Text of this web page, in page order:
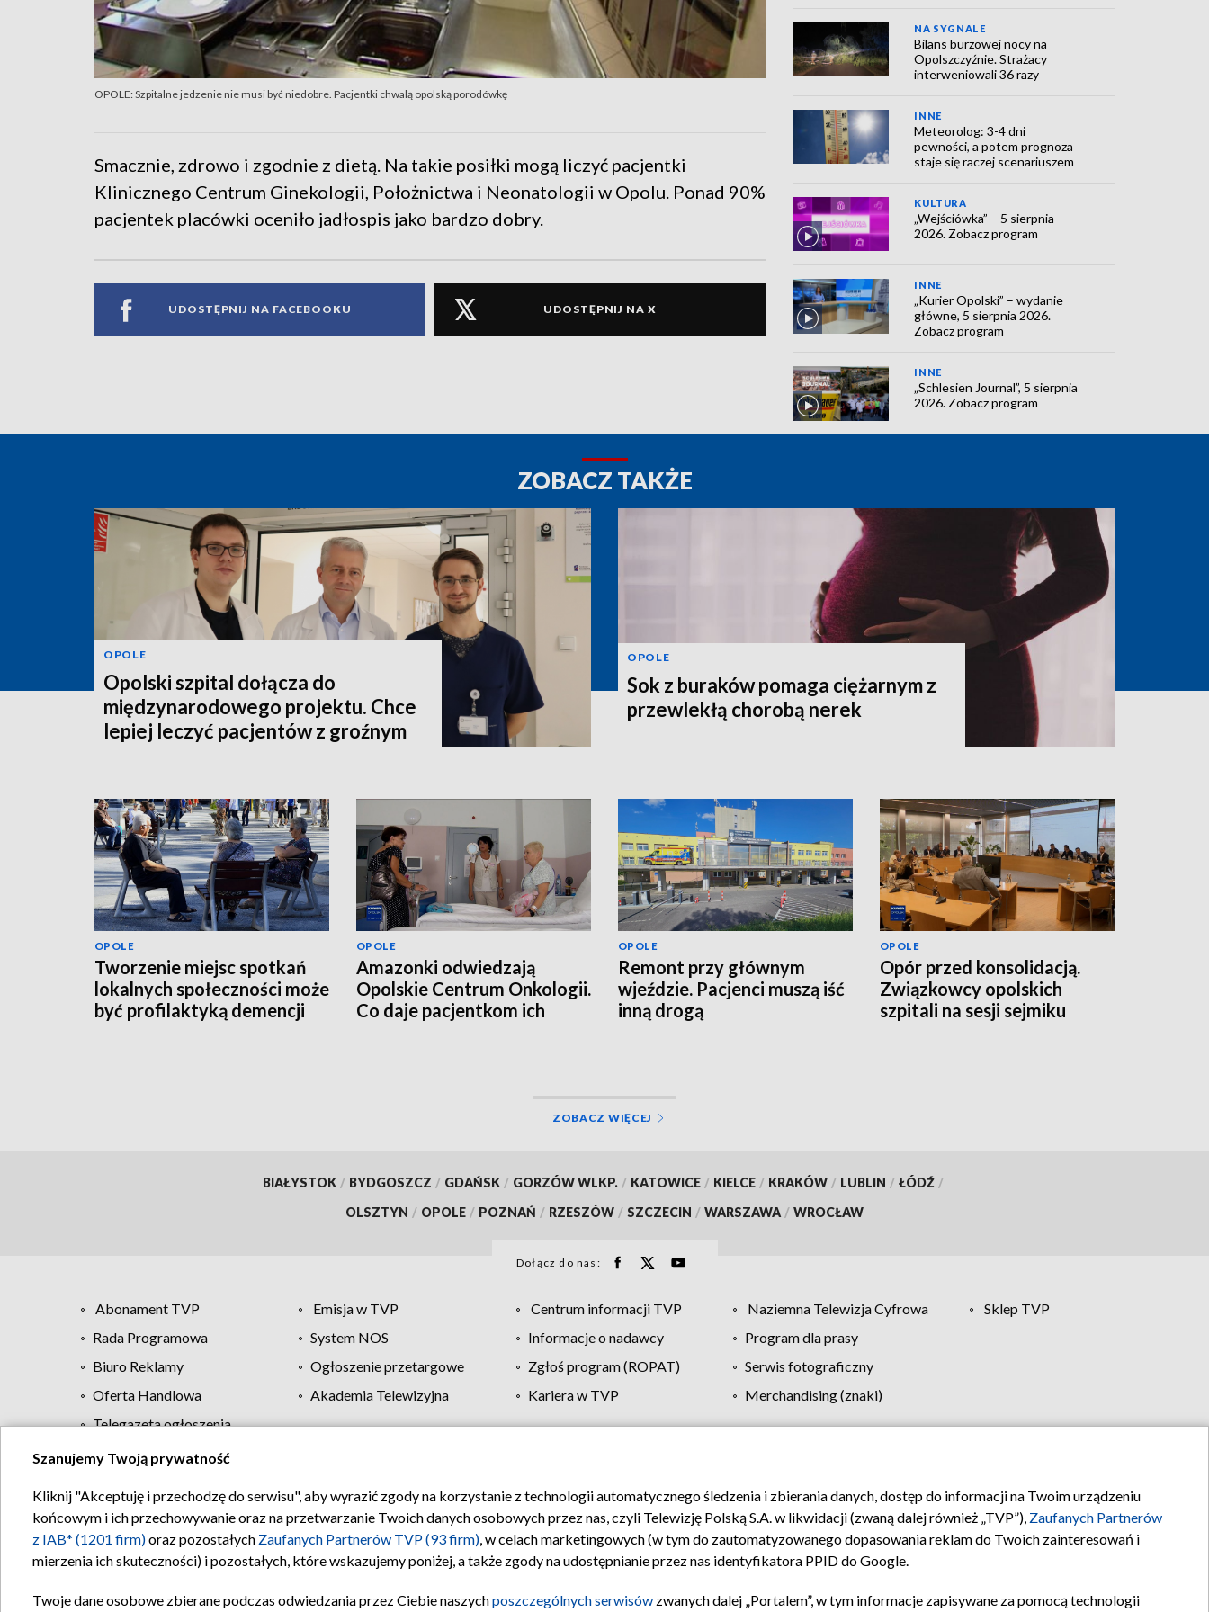
OPOLE: Szpitalne jedzenie nie musi być niedobre. Pacjentki chwalą opolską porodówkę
Smacznie, zdrowo i zgodnie z dietą. Na takie posiłki mogą liczyć pacjentki
Klinicznego Centrum Ginekologii, Położnictwa i Neonatologii w Opolu. Ponad 90%
pacjentek placówki oceniło jadłospis jako bardzo dobry.
UDOSTĘPNIJ NA FACEBOOKU UDOSTĘPNIJ NA X
NA SYGNALE
Bilans burzowej nocy na
Opolszczyźnie. Strażacy
interweniowali 36 razy
INNE
Meteorolog: 3-4 dni
pewności, a potem prognoza
staje się raczej scenariuszem
KULTURA
„Wejściówka” – 5 sierpnia
2026. Zobacz program
INNE
„Kurier Opolski” – wydanie
główne, 5 sierpnia 2026.
Zobacz program
INNE
„Schlesien Journal”, 5 sierpnia
2026. Zobacz program
ZOBACZ TAKŻE
OPOLE
Opolski szpital dołącza do
międzynarodowego projektu. Chce
lepiej leczyć pacjentów z groźnym
OPOLE
Sok z buraków pomaga ciężarnym z
przewlekłą chorobą nerek
OPOLE
Tworzenie miejsc spotkań
lokalnych społeczności może
być profilaktyką demencji
OPOLE
Amazonki odwiedzają
Opolskie Centrum Onkologii.
Co daje pacjentkom ich
OPOLE
Remont przy głównym
wjeździe. Pacjenci muszą iść
inną drogą
OPOLE
Opór przed konsolidacją.
Związkowcy opolskich
szpitali na sesji sejmiku
ZOBACZ WIĘCEJ
BIAŁYSTOK / BYDGOSZCZ / GDAŃSK / GORZÓW WLKP. / KATOWICE / KIELCE / KRAKÓW / LUBLIN / ŁÓDŹ /
OLSZTYN / OPOLE / POZNAŃ / RZESZÓW / SZCZECIN / WARSZAWA / WROCŁAW
Dołącz do nas:
Abonament TVP Emisja w TVP Centrum informacji TVP Naziemna Telewizja Cyfrowa
Sklep TVP
Rada Programowa
System NOS Informacje o nadawcy
Program dla prasy
Biuro Reklamy
Ogłoszenie przetargowe Zgłoś program (ROPAT)
Serwis fotograficzny
Oferta Handlowa
Akademia Telewizyjna Kariera w TVP
Merchandising (znaki)
Telegazeta ogłoszenia
Regulamin TVP Polityka prywatności Moje zgody Pomoc Biuro reklamy Kontakt
Szanujemy Twoją prywatność
Kliknij "Akceptuję i przechodzę do serwisu", aby wyrazić zgody na korzystanie z technologii automatycznego śledzenia i zbierania danych, dostęp do informacji na Twoim urządzeniu
końcowym i ich przechowywanie oraz na przetwarzanie Twoich danych osobowych przez nas, czyli Telewizję Polską S.A. w likwidacji (zwaną dalej również „TVP”), Zaufanych Partnerów
z IAB* (1201 firm)oraz pozostałych Zaufanych Partnerów TVP (93 firm), w celach marketingowych (w tym do zautomatyzowanego dopasowania reklam do Twoich zainteresowań i
mierzenia ich skuteczności) i pozostałych, które wskazujemy poniżej, a także zgody na udostępnianie przez nas identyfikatora PPID do Google.
Twoje dane osobowe zbierane podczas odwiedzania przez Ciebie naszychposzczególnych serwisów zwanych dalej „Portalem”, w tym informacje zapisywane za pomocą technologii